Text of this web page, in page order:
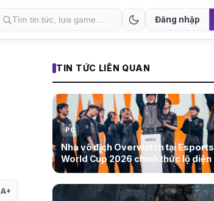
Đăng nhập
A+
TIN TỨC LIÊN QUAN
PC
Nhà vô địch Overwatch tại Esports
World Cup 2026 chính thức lộ diện